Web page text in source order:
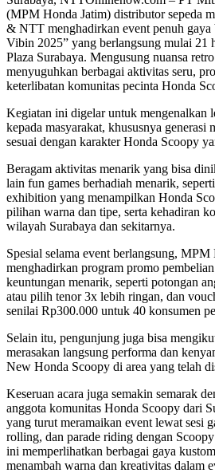
(MPM Honda Jatim) distributor sepeda
& NTT menghadirkan event penuh gaya
Vibin 2025” yang berlangsung mulai 21
Plaza Surabaya. Mengusung nuansa
menyuguhkan berbagai aktivitas seru,
keterlibatan komunitas pecinta Honda
Kegiatan ini digelar untuk mengenalkan
kepada masyarakat, khususnya generasi
sesuai dengan karakter Honda Scoopy
Beragam aktivitas menarik yang bisa
lain fun games berhadiah menarik,
exhibition yang menampilkan Honda
pilihan warna dan tipe, serta kehadiran
wilayah Surabaya dan sekitarnya.
Spesial selama event berlangsung, MPM
menghadirkan program promo
keuntungan menarik, seperti potongan
atau pilih tenor 3x lebih ringan, dan
senilai Rp300.000 untuk 40 konsumen
Selain itu, pengunjung juga bisa
merasakan langsung performa dan
New Honda Scoopy di area yang telah
Keseruan acara juga semakin semarak
anggota komunitas Honda Scoopy dari
yang turut meramaikan event lewat sesi
rolling, dan parade riding dengan
ini memperlihatkan berbagai gaya
menambah warna dan kreativitas dalam